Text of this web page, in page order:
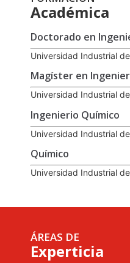
Académica
Doctorado en
Universidad Industrial
Magíster en
Universidad Industrial
Ingenierio Químico
Universidad Industrial
Químico
Universidad Industrial
ÁREAS DE
Experticia